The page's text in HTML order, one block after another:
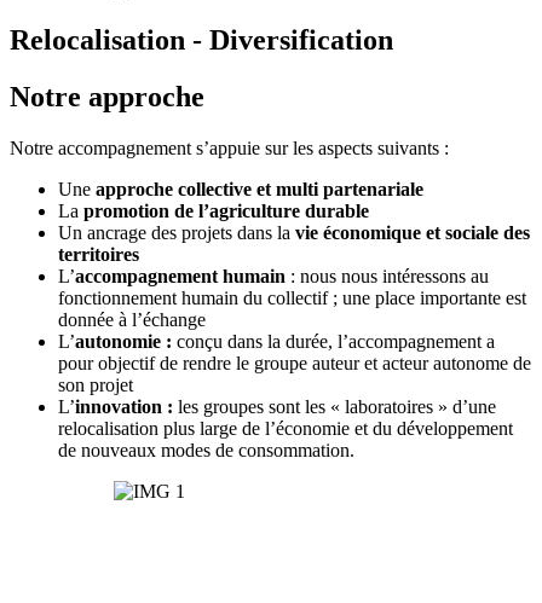
Relocalisation - Diversification
Notre approche
Notre accompagnement s’appuie sur les aspects suivants :
Une approche collective et multi partenariale
La promotion de l’agriculture durable
Un ancrage des projets dans la vie économique et sociale des
territoires
L’accompagnement humain : nous nous intéressons au
fonctionnement humain du collectif ; une place importante est
donnée à l’échange
L’autonomie : conçu dans la durée, l’accompagnement a
pour objectif de rendre le groupe auteur et acteur autonome de
son projet
L’innovation : les groupes sont les « laboratoires » d’une
relocalisation plus large de l’économie et du développement
de nouveaux modes de consommation.